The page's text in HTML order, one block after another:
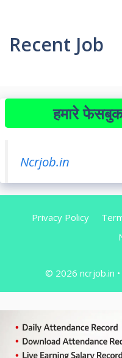
Recent Job
हमारे
Ncrjob.in
Privacy Policy
© 2026 ncrjob.in